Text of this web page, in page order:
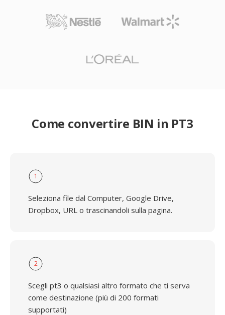
Come convertire BIN in PT3
1
Seleziona file dal Computer, Google Drive,
Dropbox, URL o trascinandoli sulla pagina.
2
Scegli pt3 o qualsiasi altro formato che ti serva
come destinazione (più di 200 formati
supportati)